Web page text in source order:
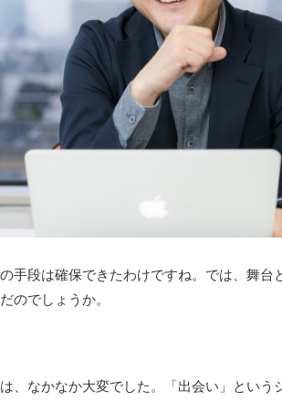
手段は確保できたわけですね。では、舞台
のでしょうか。
、なかなか大変でした。「出会い」という